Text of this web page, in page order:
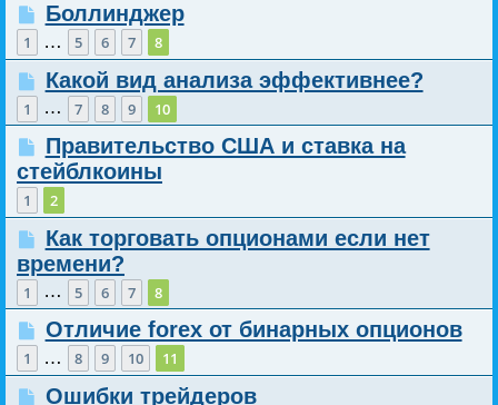
Боллинджер
1 … 5 6 7 8
Какой вид анализа эффективнее?
1 … 7 8 9 10
Правительство США и ставка на
стейблкоины
1 2
Как торговать опционами если нет
времени?
1 … 5 6 7 8
Отличие forex от бинарных опционов
1 … 8 9 10 11
Ошибки трейдеров